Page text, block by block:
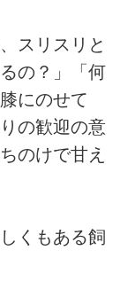
スリスリと
の？」「何
にのせて
の歓迎の意
のけで甘え
くもある飼